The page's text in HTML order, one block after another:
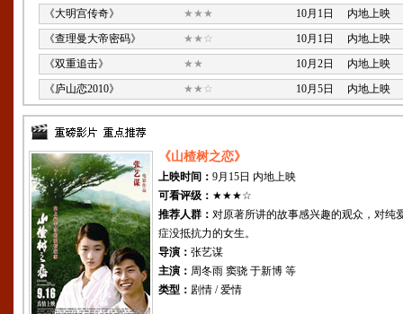
《大明宫传奇》
★★★
10月1日 内地上映
《查理曼大帝密码》
★★☆
10月1日 内地上映
《双重追击》
★★
10月2日 内地上映
《庐山恋2010》
★★☆ 10月5日 内地上映
《山楂树之恋》
上映时间： 9月15日 内地上映
可看评级： ★★★☆
推荐人群： 对原著所讲的故事感兴趣的观众，对纯
症没抵抗力的女生。
导演： 张艺谋
主演： 周冬雨 窦骁 于新博 等
类型： 剧情 / 爱情